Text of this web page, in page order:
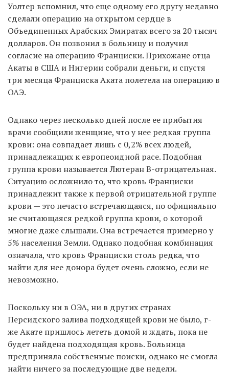
Уолтер вспомнил, что еще одному его другу недавно
сделали операцию на открытом сердце в
Объединенных Арабских Эмиратах всего за 20 тысяч
долларов. Он позвонил в больницу и получил
согласие на операцию Франциски. Прихожане отца
Акаты в США и Нигерии собрали деньги, и спустя
три месяца Франциска Аката полетела на операцию в
ОАЭ.
Однако через несколько дней после ее прибытия
врачи сообщили женщине, что у нее редкая группа
крови: она совпадает лишь с 0,2% всех людей,
принадлежащих к европеоидной расе. Подобная
группа крови называется Лютеран B-отрицательная.
Ситуацию осложнило то, что кровь Франциски
принадлежит также к первой отрицательной группе
крови — это нечасто встречающаяся, но официально
не считающаяся редкой группа крови, о которой
многие даже слышали. Она встречается примерно у
5% населения Земли. Однако подобная комбинация
означала, что кровь Франциски столь редка, что
найти для нее донора будет очень сложно, если не
невозможно.
Поскольку ни в ОЭА, ни в других странах
Персидского залива подходящей крови не было, г-
же Акате пришлось лететь домой и ждать, пока не
будет найдена подходящая кровь. Больница
предприняла собственные поиски, однако не смогла
найти ничего за последующие две недели.